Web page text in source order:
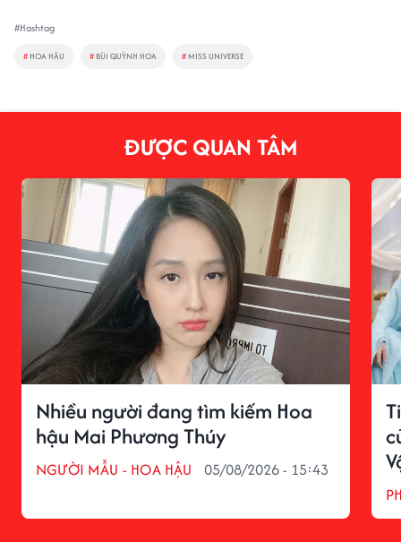
#Hashtag
# HOA HẬU # BÙI QUỲNH HOA # MISS UNIVERSE
ĐƯỢC QUAN TÂM
Nhiều người đang tìm kiếm Hoa
hậu Mai Phương Thúy
NGƯỜI MẪU - HOA HẬU 05/08/2026 - 15:43